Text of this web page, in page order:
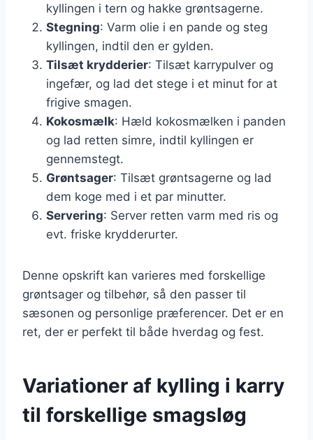
kyllingen i tern og hakke grøntsagerne.
Stegning: Varm olie i en pande og steg
kyllingen, indtil den er gylden.
Tilsæt krydderier: Tilsæt karrypulver og
ingefær, og lad det stege i et minut for at
frigive smagen.
Kokosmælk: Hæld kokosmælken i panden
og lad retten simre, indtil kyllingen er
gennemstegt.
Grøntsager: Tilsæt grøntsagerne og lad
dem koge med i et par minutter.
Servering: Server retten varm med ris og
evt. friske krydderurter.
Denne opskrift kan varieres med forskellige
grøntsager og tilbehør, så den passer til
sæsonen og personlige præferencer. Det er en
ret, der er perfekt til både hverdag og fest.
Variationer af kylling i karry
til forskellige smagsløg